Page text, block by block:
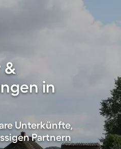
&
in
Unterkünfte,
Partnern